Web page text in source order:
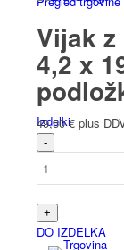
Izdelki
Trgovina
Vijak z
4,2 x
49,50€ plus
DO IZDELKA